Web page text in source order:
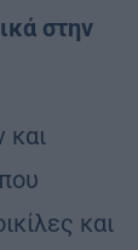
στην
και
και